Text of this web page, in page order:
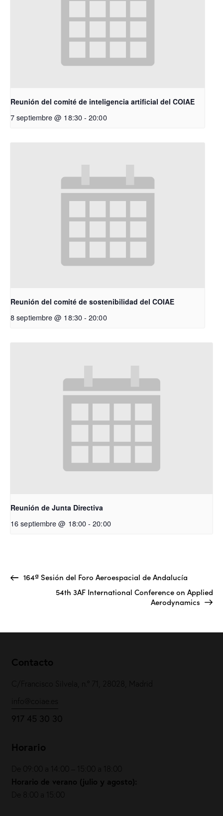
Reunión del comité de inteligencia artificial del COIAE
7 septiembre @ 18:30- 20:00
Reunión del comité de sostenibilidad del COIAE
8 septiembre @ 18:30- 20:00
Reunión de Junta Directiva
16 septiembre @ 18:00- 20:00
164ª Sesión del Foro Aeroespacial de Andalucía
54th 3AF International Conference on Applied
Aerodynamics
Contacto
C/Francisco Silvela, n.º 71, 28028, Madrid
917 45 30 30
Horario
De 09:00 a 14:00 – 15:00 a 18:00
Horario de verano (julio y agosto):
De 8:00 a 15:00